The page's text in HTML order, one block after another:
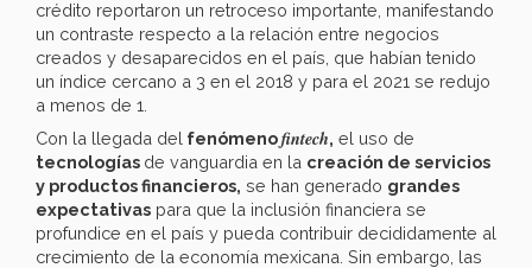
crédito reportaron un retroceso importante, manifestando
un contraste respecto a la relación entre negocios
creados y desaparecidos en el país, que habían tenido
un índice cercano a 3 en el 2018 y para el 2021 se redujo
a menos de 1.
Con la llegada del fenómenofintech, el uso de
tecnologías de vanguardia en la creación de servicios
y productos financieros, se han generado grandes
expectativas para que la inclusión financiera se
profundice en el país y pueda contribuir decididamente al
crecimiento de la economía mexicana. Sin embargo, las